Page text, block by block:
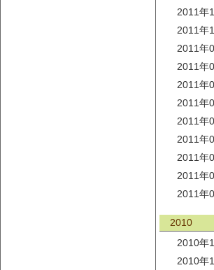
2011年
2011年
2011年
2011年
2011年
2011年
2011年
2011年
2011年
2011年
2011年
2010
2010年
2010年